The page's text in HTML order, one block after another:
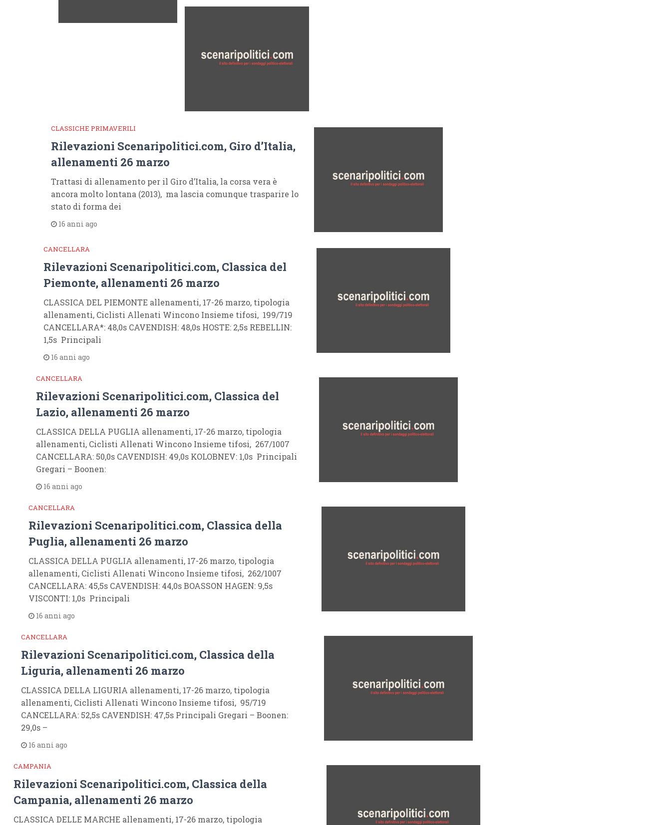
CLASSICHE PRIMAVERILI
Rilevazioni Scenaripolitici.com, Giro d’Italia,
allenamenti 26 marzo
Trattasi di allenamento per il Giro d’Italia, la corsa vera è
ancora molto lontana (2013), ma lascia comunque trasparire lo
stato di forma dei
16 anni ago
CANCELLARA
Rilevazioni Scenaripolitici.com, Classica del
Piemonte, allenamenti 26 marzo
CLASSICA DEL PIEMONTE allenamenti, 17-26 marzo, tipologia
allenamenti, Ciclisti Allenati Wincono Insieme tifosi, 199/719
CANCELLARA*: 48,0s CAVENDISH: 48,0s HOSTE: 2,5s REBELLIN:
1,5s Principali
16 anni ago
CANCELLARA
Rilevazioni Scenaripolitici.com, Classica del
Lazio, allenamenti 26 marzo
CLASSICA DELLA PUGLIA allenamenti, 17-26 marzo, tipologia
allenamenti, Ciclisti Allenati Wincono Insieme tifosi, 267/1007
CANCELLARA: 50,0s CAVENDISH: 49,0s KOLOBNEV: 1,0s Principali
Gregari – Boonen:
16 anni ago
CANCELLARA
Rilevazioni Scenaripolitici.com, Classica della
Puglia, allenamenti 26 marzo
CLASSICA DELLA PUGLIA allenamenti, 17-26 marzo, tipologia
allenamenti, Ciclisti Allenati Wincono Insieme tifosi, 262/1007
CANCELLARA: 45,5s CAVENDISH: 44,0s BOASSON HAGEN: 9,5s
VISCONTI: 1,0s Principali
16 anni ago
CANCELLARA
Rilevazioni Scenaripolitici.com, Classica della
Liguria, allenamenti 26 marzo
CLASSICA DELLA LIGURIA allenamenti, 17-26 marzo, tipologia
allenamenti, Ciclisti Allenati Wincono Insieme tifosi, 95/719
CANCELLARA: 52,5s CAVENDISH: 47,5s Principali Gregari – Boonen:
29,0s –
16 anni ago
CAMPANIA
Rilevazioni Scenaripolitici.com, Classica della
Campania, allenamenti 26 marzo
CLASSICA DELLE MARCHE allenamenti, 17-26 marzo, tipologia